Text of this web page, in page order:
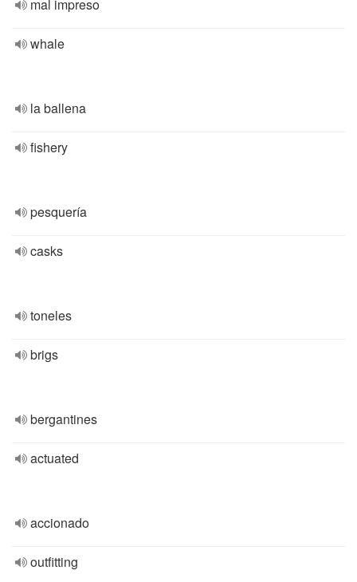
mal impreso
whale
la ballena
fishery
pesquería
casks
toneles
brigs
bergantines
actuated
accionado
outfitting